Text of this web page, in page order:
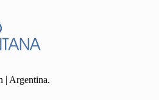
| Argentina.